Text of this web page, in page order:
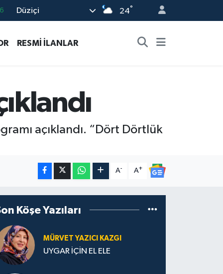
Düziçi 24°
RESMİ İLANLAR
açıklandı. “Dört Dörtlük
A- A+
Köşe Yazıları
MÜRVET YAZICI KAZGI
UYGAR İÇİN EL ELE